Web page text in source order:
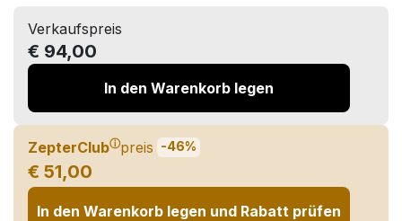
Verkaufspreis
€ 94,00
In den Warenkorb legen
ZepterClubⓘpreis -46%
€ 51,00
In den Warenkorb legen und Rabatt prüfen